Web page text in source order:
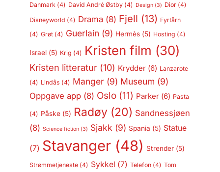
Danmark (4) David André Østby(4) Design(3) Dior(4)
Disneyworld (4) Drama (8) Fjell (13) Fyrtårn
(4) Grøt(4) Guerlain (9) Hermès(5) Hosting (4)
Israel(5) Krig (4) Kristen film (30)
Kristen litteratur(10) Krydder(6) Lanzarote
(4) Lindås (4) Manger(9) Museum (9)
Oppgave app(8) Oslo(11) Parker(6) Pasta
(4) Påske(5) Radøy(20) Sandnessjøen
(8) Science fiction(3) Sjakk (9) Spania (5) Statue
(7) Stavanger(48) Strender(5)
Strømmetjeneste(4) Sykkel (7) Telefon(4) Tom